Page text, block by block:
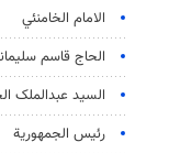
الامام الخامنئي
الحاج قاسم
السید عبدالملک
رئيس الجمهورية